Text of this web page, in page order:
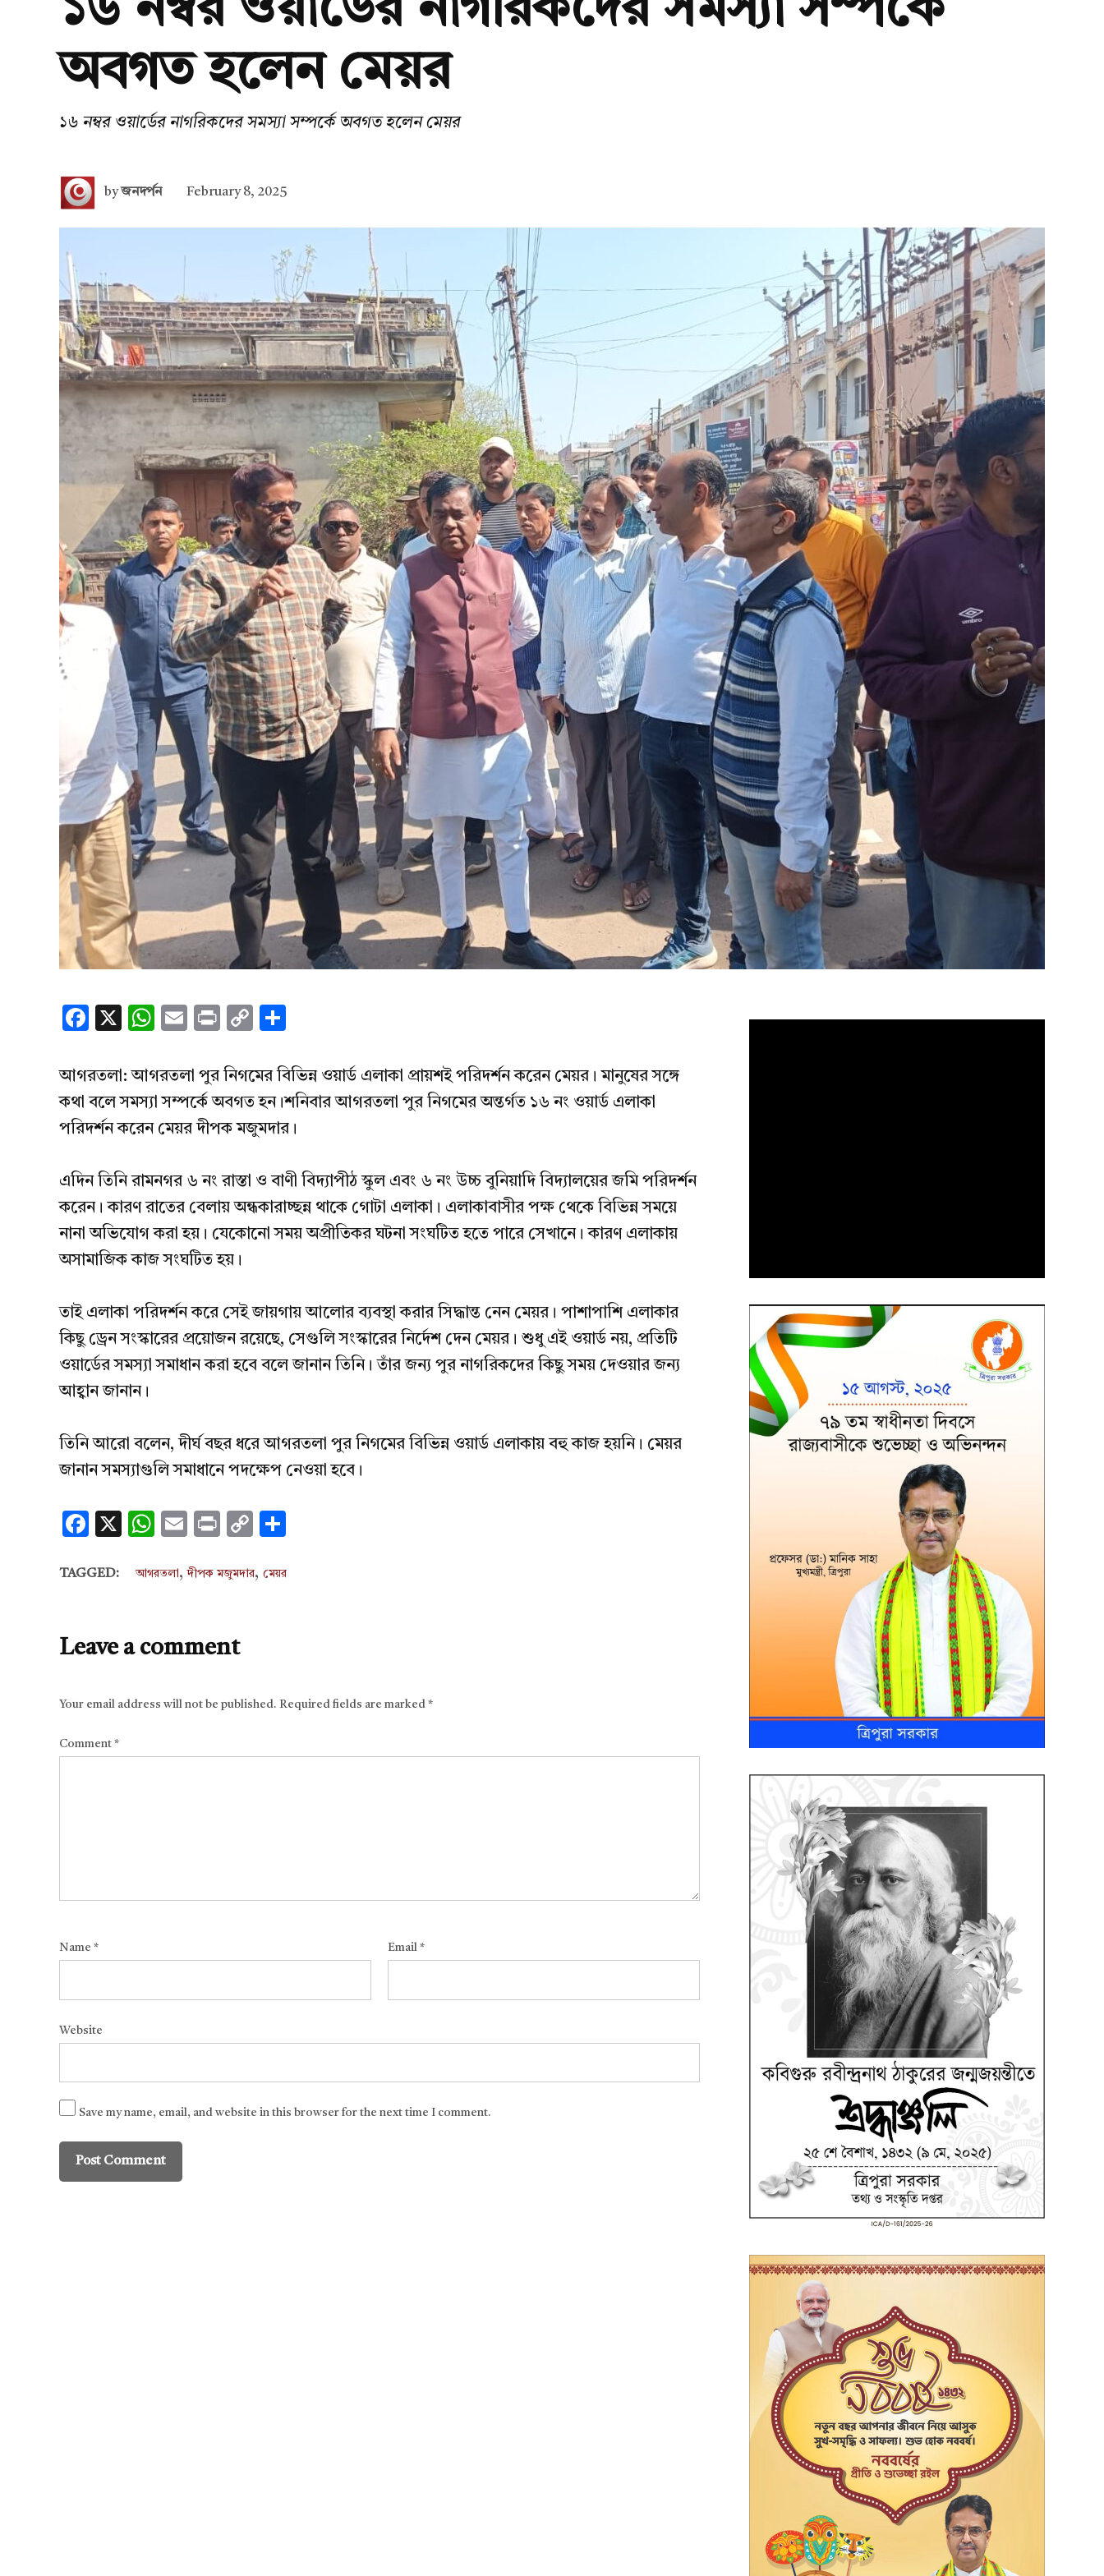
১৬ নম্বর ওয়ার্ডের নাগরিকদের সমস্যা সম্পর্কে
অবগত হলেন মেয়র
১৬ নম্বর ওয়ার্ডের নাগরিকদের সমস্যা সম্পর্কে অবগত হলেন মেয়র
byজনদর্পন February 8, 2025
Facebook
X WhatsApp
EmailPrintCopy
আগরতলা: আগরতলা পুর নিগমের বিভিন্ন ওয়ার্ড এলাকা প্রায়শই পরিদর্শন করেন মেয়র। মানুষের সঙ্গে
কথা বলে সমস্যা সম্পর্কে অবগত হন।শনিবার আগরতলা পুর নিগমের অন্তর্গত ১৬ নং ওয়ার্ড এলাকা
পরিদর্শন করেন মেয়র দীপক মজুমদার।
এদিন তিনি রামনগর ৬ নং রাস্তা ও বাণী বিদ্যাপীঠ স্কুল এবং ৬ নং উচ্চ বুনিয়াদি বিদ্যালয়ের জমি পরিদর্শন
করেন। কারণ রাতের বেলায় অন্ধকারাচ্ছন্ন থাকে গোটা এলাকা। এলাকাবাসীর পক্ষ থেকে বিভিন্ন সময়ে
নানা অভিযোগ করা হয়। যেকোনো সময় অপ্রীতিকর ঘটনা সংঘটিত হতে পারে সেখানে। কারণ এলাকায়
অসামাজিক কাজ সংঘটিত হয়।
তাই এলাকা পরিদর্শন করে সেই জায়গায় আলোর ব্যবস্থা করার সিদ্ধান্ত নেন মেয়র। পাশাপাশি এলাকার
কিছু ড্রেন সংস্কারের প্রয়োজন রয়েছে, সেগুলি সংস্কারের নির্দেশ দেন মেয়র। শুধু এই ওয়ার্ড নয়, প্রতিটি
ওয়ার্ডের সমস্যা সমাধান করা হবে বলে জানান তিনি। তাঁর জন্য পুর নাগরিকদের কিছু সময় দেওয়ার জন্য
আহ্বান জানান।
তিনি আরো বলেন, দীর্ঘ বছর ধরে আগরতলা পুর নিগমের বিভিন্ন ওয়ার্ড এলাকায় বহু কাজ হয়নি। মেয়র
জানান সমস্যাগুলি সমাধানে পদক্ষেপ নেওয়া হবে।
Facebook
X WhatsApp
EmailPrintCopy
TAGGED: আগরতলা ,দীপক মজুমদার, মেয়র
Leave a comment
Your email address will not be published. Required fields are marked *
Comment *
Name * Email *
Website
Save my name, email, and website in this browser for the next time I comment.